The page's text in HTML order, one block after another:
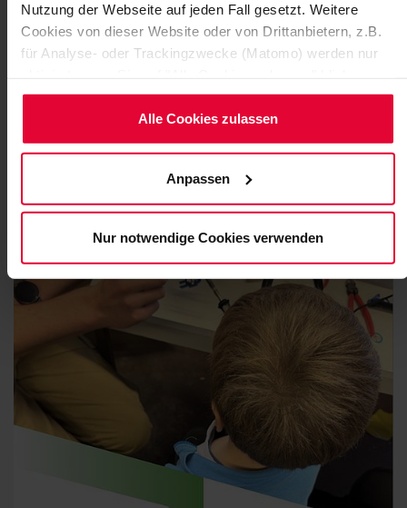
Nutzung der Webseite auf jeden Fall gesetzt. Weitere
Cookies von dieser Website oder von Drittanbietern, z.B.
für Analyse- oder Trackingzwecke (Matomo) werden nur
Möchten Sie dies nicht, klicken Sie bitte auf "Nur
notwendige Cookies verwenden". Mehr dazu
(einschließlich der Möglichkeit, die Einwilligungserklärung
Cookie-Hinweis(Link im Fuß der Website) bzw.
derDatenschutzerklärung.
Alle Cookies zulassen
Anpassen
Nur notwendige Cookies verwenden
CHRISTMAS DONATION 2025
we are foregoing large gifts and instead helping where
support is urgently needed with a…
December 2025